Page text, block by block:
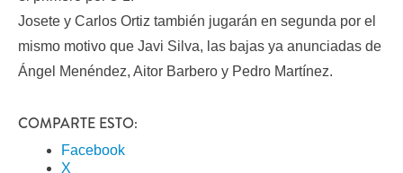
Josete y Carlos Ortiz también jugarán en segunda por el
mismo motivo que Javi Silva, las bajas ya anunciadas de
Ángel Menéndez, Aitor Barbero y Pedro Martínez.
COMPARTE ESTO:
Facebook
X